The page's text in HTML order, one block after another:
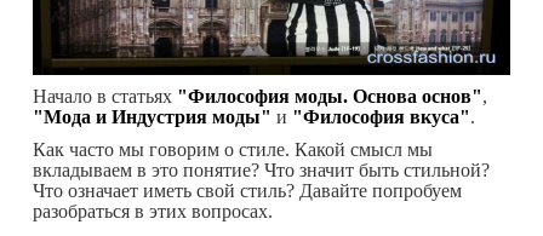
Начало в статьях "Философия моды. Основа основ",
"Мода и Индустрия моды" и "Философия вкуса".
Как часто мы говорим о стиле. Какой смысл мы
вкладываем в это понятие? Что значит быть стильной?
Что означает иметь свой стиль? Давайте попробуем
разобраться в этих вопросах.